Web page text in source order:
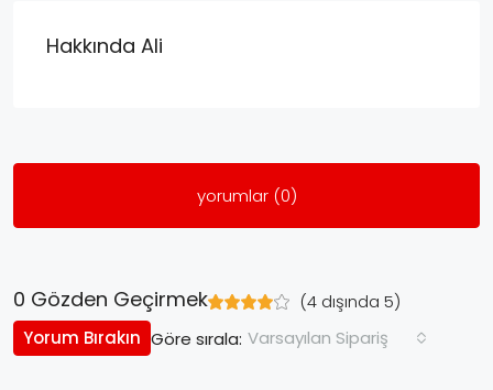
Hakkında Ali
yorumlar (0)
0 Gözden Geçirmek (4 dışında 5)
Göre sırala: Varsayılan Sipariş
Yorum Bırakın